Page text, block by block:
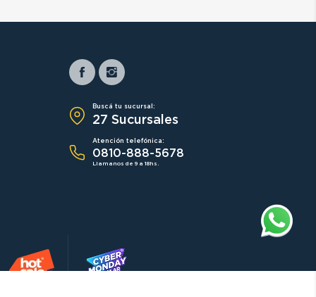
Buscá tu sucursal:
27 Sucursales
Atención telefónica:
0810-888-5678
Llamanos de 9 a 18hs.